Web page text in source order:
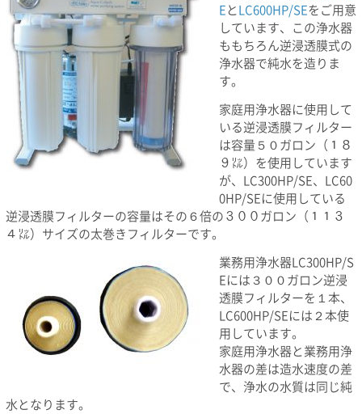
EとLC600HP/SEをご用意
しています、この浄水器
ももちろん逆浸透膜式の
浄水器で純水を造りま
す。
家庭用浄水器に使用して
いる逆浸透膜フィルター
は容量５０ガロン（１８
９㍑）を使用しています
が、LC300HP/SE、LC60
0HP/SEに使用している
逆浸透膜フィルターの容量はその６倍の３００ガロン（１１３
４㍑）サイズの太巻きフィルターです。
業務用浄水器LC300HP/S
Eには３００ガロン逆浸
透膜フィルターを１本、
LC600HP/SEには２本使
用しています。
家庭用浄水器と業務用浄
水器の差は造水速度の差
で、浄水の水質は同じ純
水となります。